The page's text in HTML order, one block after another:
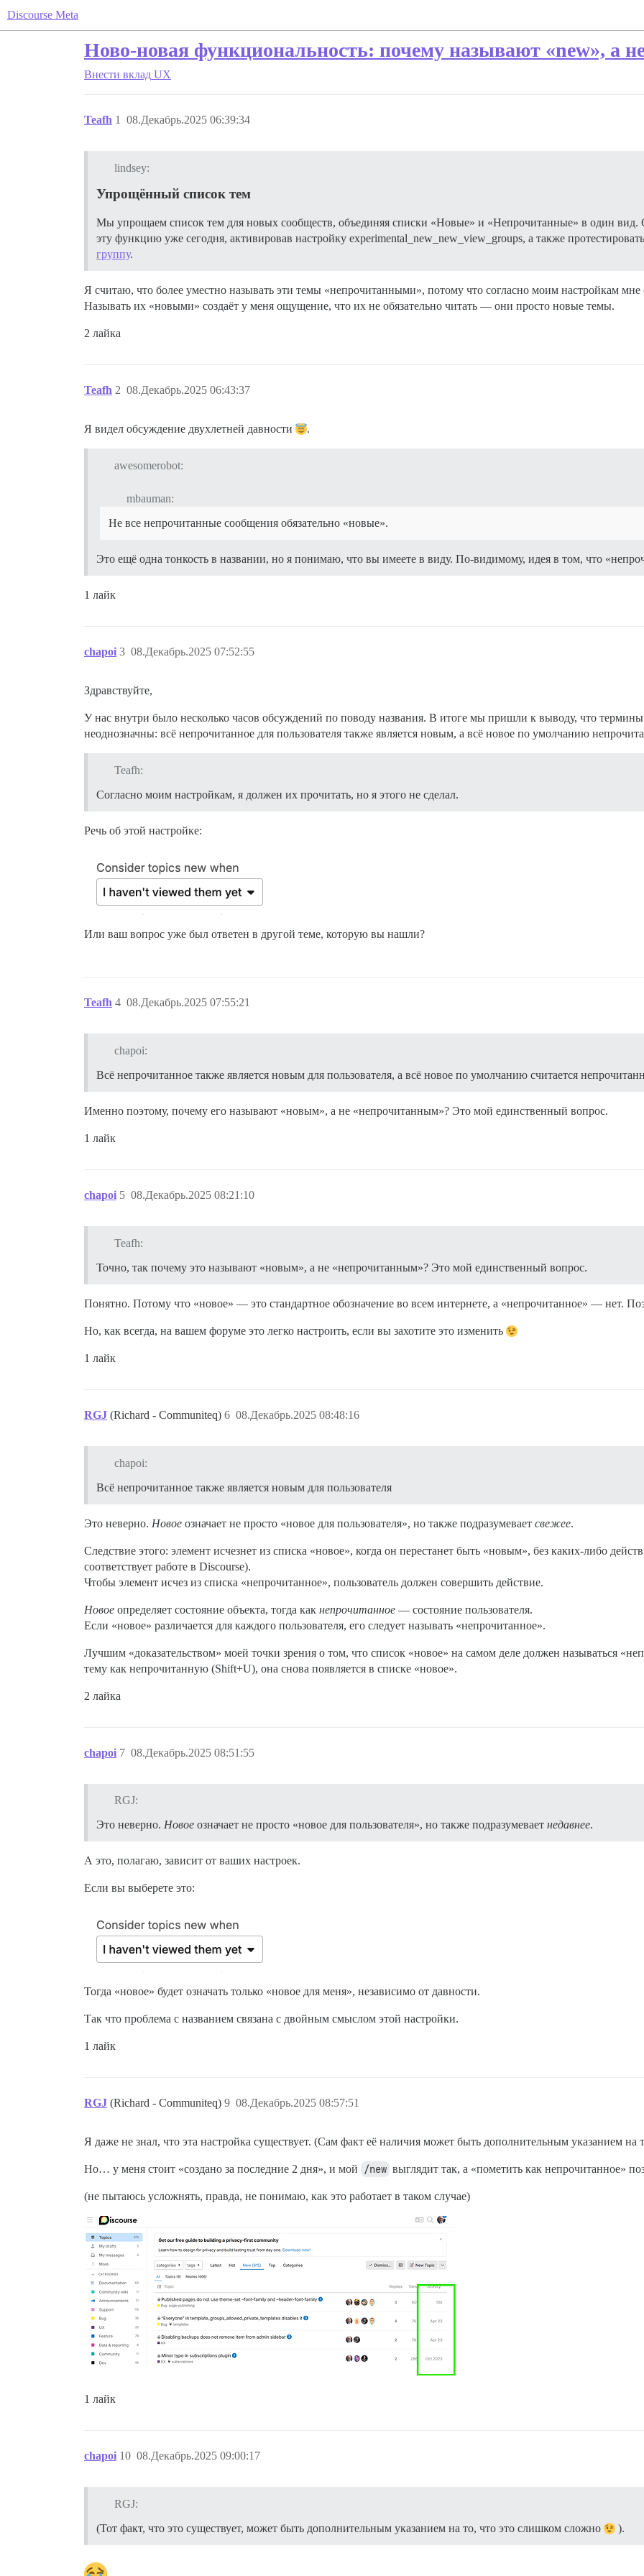
Discourse Meta
Ново-новая функциональность: почему называют «new», а
Внести вклад UX
Teafh 08.Декабрь.2025 06:39:34
1
lindsey:
Упрощённый список тем
Мы упрощаем список тем для новых сообществ, объединяя списки «Новые» и «Непрочитанные» в один
эту функцию уже сегодня, активировав настройку experimental_new_new_view_groups, а также
группу.
Я считаю, что более уместно называть эти темы «непрочитанными», потому что согласно моим настройкам мне
Называть их «новыми» создаёт у меня ощущение, что их не обязательно читать — они просто новые темы.
2 лайка
Teafh 08.Декабрь.2025 06:43:37
2
Я видел обсуждение двухлетней давности .
awesomerobot:
mbauman:
Не все непрочитанные сообщения обязательно «новые».
Это ещё одна тонкость в названии, но я понимаю, что вы имеете в виду. По-видимому, идея в том, что
1 лайк
chapoi 08.Декабрь.2025 07:52:55
3
Здравствуйте,
У нас внутри было несколько часов обсуждений по поводу названия. В итоге мы пришли к выводу, что
неоднозначны: всё непрочитанное для пользователя также является новым, а всё новое по умолчанию
Teafh:
Согласно моим настройкам, я должен их прочитать, но я этого не сделал.
Речь об этой настройке:
Или ваш вопрос уже был ответен в другой теме, которую вы нашли?
Teafh 08.Декабрь.2025 07:55:21
4
chapoi:
Всё непрочитанное также является новым для пользователя, а всё новое по умолчанию считается
Именно поэтому, почему его называют «новым», а не «непрочитанным»? Это мой единственный вопрос.
1 лайк
chapoi 08.Декабрь.2025 08:21:10
5
Teafh:
Точно, так почему это называют «новым», а не «непрочитанным»? Это мой единственный вопрос.
Понятно. Потому что «новое» — это стандартное обозначение во всем интернете, а «непрочитанное» — нет.
Но, как всегда, на вашем форуме это легко настроить, если вы захотите это изменить
1 лайк
RGJ (Richard - Communiteq) 08.Декабрь.2025 08:48:16
6
chapoi:
Всё непрочитанное также является новым для пользователя
Это неверно. Новое означает не просто «новое для пользователя», но также подразумевает свежее.
Следствие этого: элемент исчезнет из списка «новое», когда он перестанет быть «новым», без каких-либо
соответствует работе в Discourse).
Чтобы элемент исчез из списка «непрочитанное», пользователь должен совершить действие.
Новое определяет состояние объекта, тогда как непрочитанное — состояние пользователя.
Если «новое» различается для каждого пользователя, его следует называть «непрочитанное».
Лучшим «доказательством» моей точки зрения о том, что список «новое» на самом деле должен называться
тему как непрочитанную (Shift+U), она снова появляется в списке «новое».
2 лайка
chapoi 08.Декабрь.2025 08:51:55
7
RGJ:
Это неверно. Новое означает не просто «новое для пользователя», но также подразумевает недавнее.
А это, полагаю, зависит от ваших настроек.
Если вы выберете это:
Тогда «новое» будет означать только «новое для меня», независимо от давности.
Так что проблема с названием связана с двойным смыслом этой настройки.
1 лайк
RGJ (Richard - Communiteq) 08.Декабрь.2025 08:57:51
9
Я даже не знал, что эта настройка существует. (Сам факт её наличия может быть дополнительным указанием на
Но… у меня стоит «создано за последние 2 дня», и мой /new выглядит так, а «пометить как непрочитанное»
(не пытаюсь усложнять, правда, не понимаю, как это работает в таком случае)
1 лайк
chapoi 08.Декабрь.2025 09:00:17
10
RGJ:
(Тот факт, что это существует, может быть дополнительным указанием на то, что это слишком сложно
).